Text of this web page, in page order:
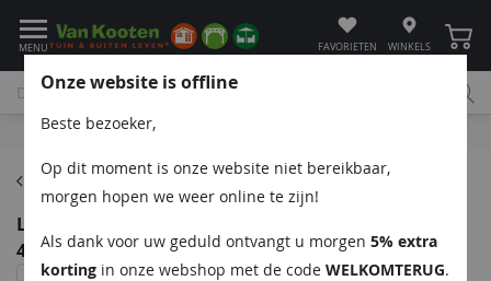
MENU FAVORIETEN WINKELS
Bel
Douglas regels & gordingen
Lariks/Douglas ligger onbehandeld (gedroogd)
4,5x16x400 cm
Onze website is offline
Beste bezoeker,
Op dit moment is onze website niet bereikbaar,
morgen hopen we weer online te zijn!
Als dank voor uw geduld ontvangt u morgen5% extra
korting in onze webshop met de codeWELKOMTERUG.